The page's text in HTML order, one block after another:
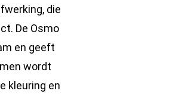
die
De Osmo
en geeft
wordt
kleuring en